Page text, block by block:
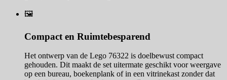
🖼️
Compact en Ruimtebesparend
Het ontwerp van de Lego 76322 is doelbewust compact
gehouden. Dit maakt de set uitermate geschikt voor weergave
op een bureau, boekenplank of in een vitrinekast zonder dat